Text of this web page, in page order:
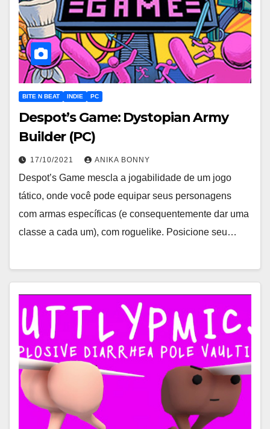
BITE N BEAT INDIE PC
Despot’s Game: Dystopian Army
Builder (PC)
17/10/2021 ANIKA BONNY
Despot’s Game mescla a jogabilidade de um jogo
tático, onde você pode equipar seus personagens
com armas específicas (e consequentemente dar uma
classe a cada um), com roguelike. Posicione seu…